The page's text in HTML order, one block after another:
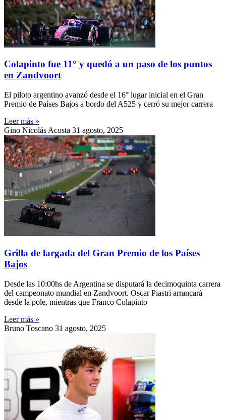
Colapinto fue 11° y quedó a un paso de los puntos
en Zandvoort
El piloto argentino avanzó desde el 16° lugar inicial en el Gran
Premio de Países Bajos a bordo del A525 y cerró su mejor carrera
Leer más »
Gino Nicolás Acosta 31 agosto, 2025
Grilla de largada del Gran Premio de los Países
Bajos
Desde las 10:00hs de Argentina se disputará la decimoquinta carrera
del campeonato mundial en Zandvoort. Oscar Piastri arrancará
desde la pole, mientras que Franco Colapinto
Leer más »
Bruno Toscano 31 agosto, 2025